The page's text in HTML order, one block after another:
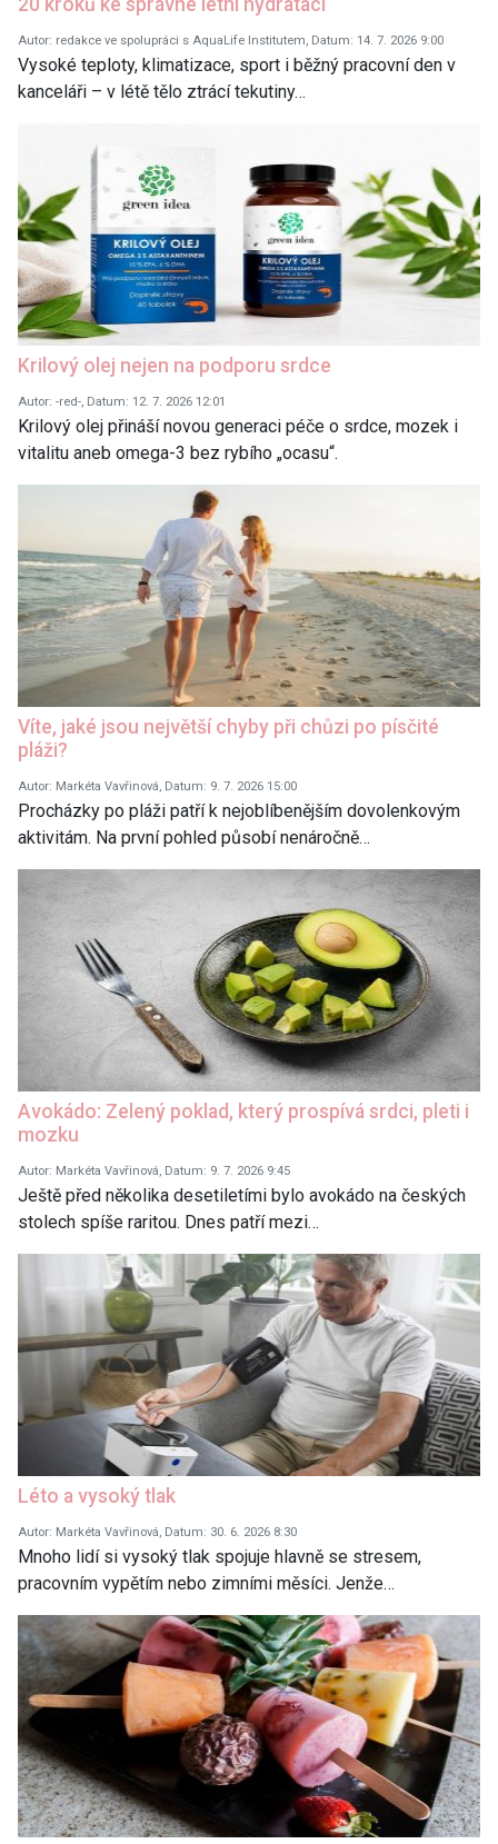
Autor: redakce ve spolupráci s AquaLife Institutem, Datum: 14. 7. 2026 9:00
Vysoké teploty, klimatizace, sport i běžný pracovní den v
kanceláři – v létě tělo ztrácí tekutiny…
Krilový olej nejen na podporu srdce
Autor: -red-, Datum: 12. 7. 2026 12:01
Krilový olej přináší novou generaci péče o srdce, mozek i
vitalitu aneb omega-3 bez rybího „ocasu“.
Víte, jaké jsou největší chyby při chůzi po písčité
pláži?
Autor: Markéta Vavřinová, Datum: 9. 7. 2026 15:00
Procházky po pláži patří k nejoblíbenějším dovolenkovým
aktivitám. Na první pohled působí nenáročně…
Avokádo: Zelený poklad, který prospívá srdci, pleti i
mozku
Autor: Markéta Vavřinová, Datum: 9. 7. 2026 9:45
Ještě před několika desetiletími bylo avokádo na českých
stolech spíše raritou. Dnes patří mezi…
Léto a vysoký tlak
Autor: Markéta Vavřinová, Datum: 30. 6. 2026 8:30
Mnoho lidí si vysoký tlak spojuje hlavně se stresem,
pracovním vypětím nebo zimními měsíci. Jenže…